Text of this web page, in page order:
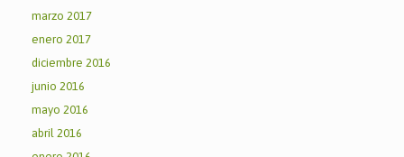
marzo 2017
enero 2017
diciembre 2016
junio 2016
mayo 2016
abril 2016